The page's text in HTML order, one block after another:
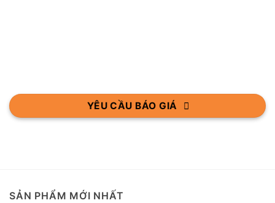
YÊU CẦU BÁO GIÁ
SẢN PHẨM MỚI NHẤT